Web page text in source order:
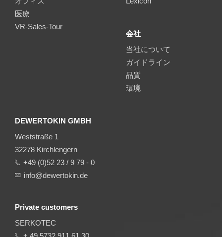
医療
VR-Sales-Tour
会社
当社について
ガイドライン
品質
環境
DEWERTOKIN GMBH
Weststraße 1
32278 Kirchlengern
+49 (0)52 23 / 9 79 - 0
info@dewertokin.de
Private customers
SERKOTEC